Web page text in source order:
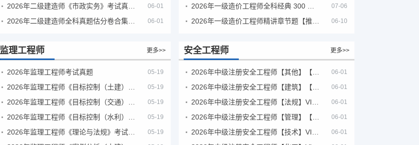
06-01
06-01
07-06
06-10
监理工程师 更多>>
2026年监理工程师考试真题 05-19
05-19
05-19
05-19
05-19
安全工程师 更多>>
2026年中级注册安全工程师【其他】【VIP基础同步班】 06-01
2026年中级注册安全工程师【建筑】【VIP基础同步班】 06-01
06-01
2026年中级注册安全工程师【管理】【VIP基础同步班】 06-01
06-01